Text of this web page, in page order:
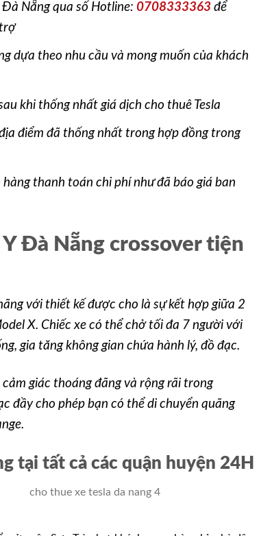
Đà Nẵng qua số Hotline: 0708333363 để
dựa theo nhu cầu và mong muốn của khách
khi thống nhất giá dịch cho thuê Tesla
điểm đã thống nhất trong hợp đồng trong
thanh toán chi phí như đã báo giá ban
Đà Nẵng crossover tiện
với thiết kế được cho là sự kết hợp giữa 2
X. Chiếc xe có thể chở tối đa 7 người với
gia tăng không gian chứa hành lý, đồ đạc.
giác thoáng đãng và rộng rãi trong
đầy cho phép bạn có thể di chuyển quãng
tại tất cả các quận huyện 24H